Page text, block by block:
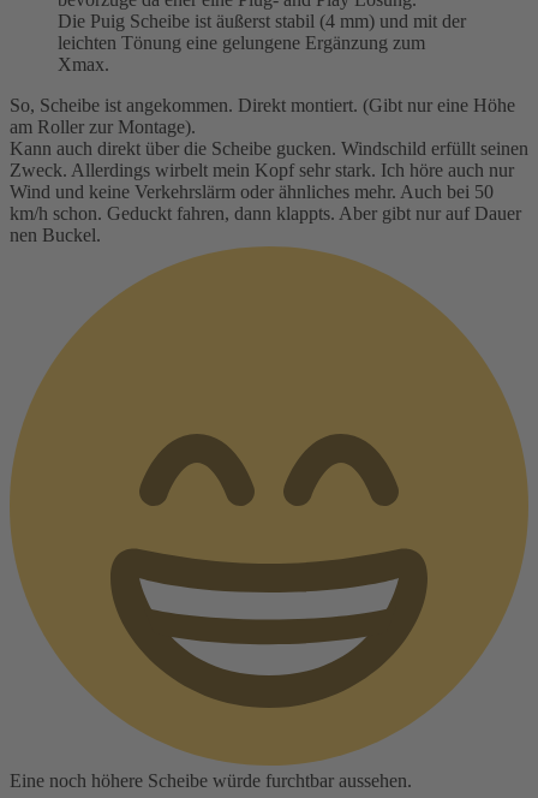
Die Puig Scheibe ist äußerst stabil (4 mm) und mit der
leichten Tönung eine gelungene Ergänzung zum
Xmax.
So, Scheibe ist angekommen. Direkt montiert. (Gibt nur eine Höhe
am Roller zur Montage).
Kann auch direkt über die Scheibe gucken. Windschild erfüllt seinen
Zweck. Allerdings wirbelt mein Kopf sehr stark. Ich höre auch nur
Wind und keine Verkehrslärm oder ähnliches mehr. Auch bei 50
km/h schon. Geduckt fahren, dann klappts. Aber gibt nur auf Dauer
nen Buckel.
Eine noch höhere Scheibe würde furchtbar aussehen.